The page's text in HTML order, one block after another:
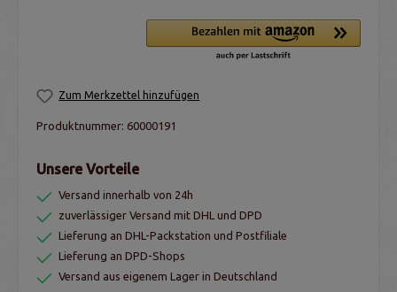
Zum Merkzettel hinzufügen
Produktnummer: 60000191
Unsere Vorteile
Versand innerhalb von 24h
zuverlässiger Versand mit DHL und DPD
Lieferung an DHL-Packstation und Postfiliale
Lieferung an DPD-Shops
Versand aus eigenem Lager in Deutschland